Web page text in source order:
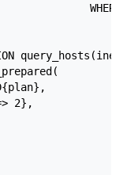
WHERE
2},